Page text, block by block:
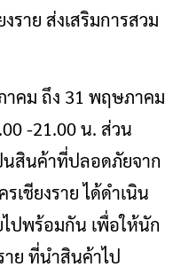
ราย ส่งเสริมการสวม
าคม ถึง 31 พฤษภาคม
-21.00 น. ส่วน
นสินค้าที่ปลอดภัยจาก
เชียงราย ได้ดำเนิน
ปพร้อมกัน เพื่อให้นัก
าย ที่นำสินค้าไป